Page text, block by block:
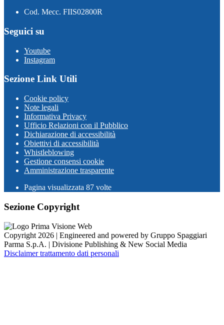
Cod. Mecc. FIIS02800R
Seguici su
Youtube
Instagram
Sezione Link Utili
Cookie policy
Note legali
Informativa Privacy
Ufficio Relazioni con il Pubblico
Dichiarazione di accessibilità
Obiettivi di accessibilità
Whistleblowing
Gestione consensi cookie
Amministrazione trasparente
Pagina visualizzata 87 volte
Sezione Copyright
Copyright 2026 | Engineered and powered by Gruppo Spaggiari
Parma S.p.A. | Divisione Publishing & New Social Media
Disclaimer trattamento dati personali